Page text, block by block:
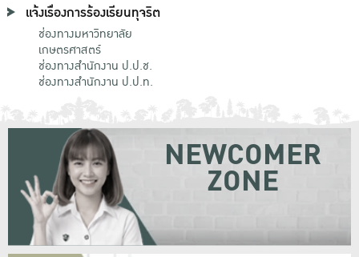
แจ้งเรื่องการร้องเรียนทุจริต
ช่องทางมหาวิทยาลัย
เกษตรศาสตร์
ช่องทางสำนักงาน ป.ป.ช.
ช่องทางสำนักงาน ป.ป.ท.
NEWCOMER
ZONE